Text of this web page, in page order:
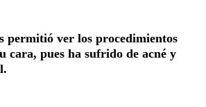
permitió ver los procedimientos
cara, pues ha sufrido de acné y